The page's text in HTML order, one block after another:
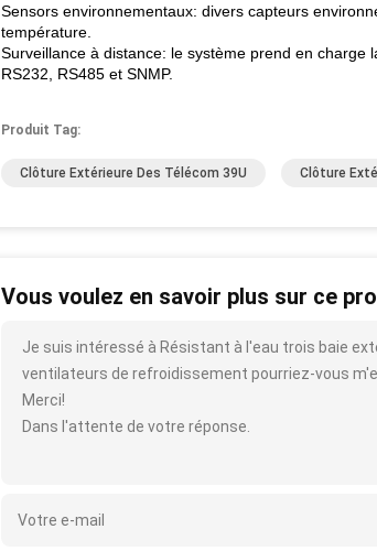
Sensors environnementaux: divers capteurs
température.
Surveillance à distance: le système prend en
RS232, RS485 et SNMP.
Produit Tag:
Clôture Extérieure Des Télécom 39U Clôture
Vous voulez en savoir plus sur ce
Je suis intéressé à Résistant à l'eau trois baie
ventilateurs de refroidissement pourriez-vous
Merci!
Dans l'attente de votre réponse.